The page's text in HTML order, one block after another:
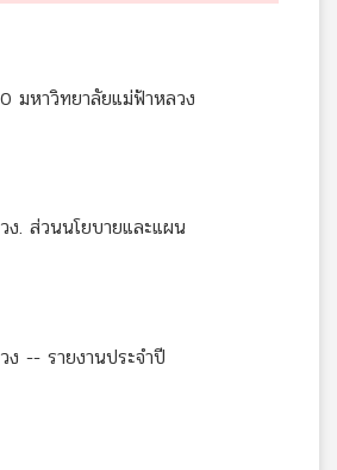
มหาวิทยาลัยแม่ฟ้าหลวง
. ส่วนนโยบายและแผน
-- รายงานประจำปี